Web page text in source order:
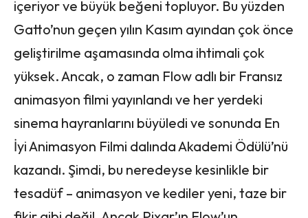
içeriyor ve büyük beğeni topluyor. Bu yüzden
Gatto’nun geçen yılın Kasım ayından çok önce
geliştirilme aşamasında olma ihtimali çok
yüksek. Ancak, o zaman Flow adlı bir Fransız
animasyon filmi yayınlandı ve her yerdeki
sinema hayranlarını büyüledi ve sonunda En
İyi Animasyon Filmi dalında Akademi Ödülü’nü
kazandı. Şimdi, bu neredeyse kesinlikle bir
tesadüf – animasyon ve kediler yeni, taze bir